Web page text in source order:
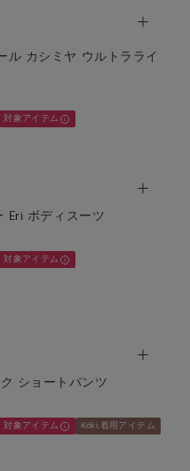
ル カシミヤ ウルトラライ
対象アイテム
Eri ボディスーツ
対象アイテム
ショートパンツ
対象アイテム Kōki,着用アイテム